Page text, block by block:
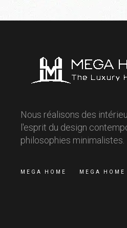
Nous réalisons des
l'esprit du design
philosophies minimalistes.
MEGA HOME MEGA HOME